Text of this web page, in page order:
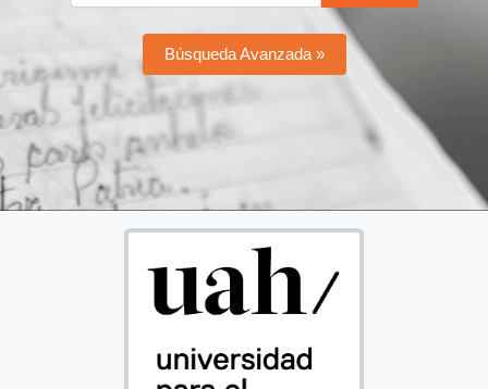
Búsqueda Avanzada »